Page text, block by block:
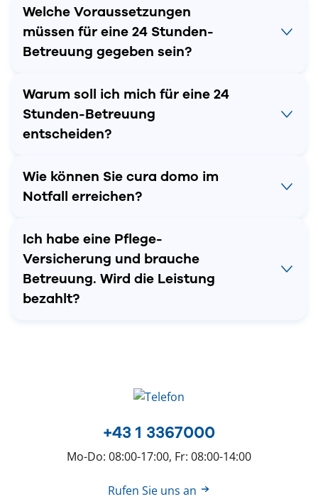
Welche Voraussetzungen
müssen für eine 24 Stunden-
Betreuung gegeben sein?
Warum soll ich mich für eine 24
Stunden-Betreuung
entscheiden?
Wie können Sie cura domo im
Notfall erreichen?
Ich habe eine Pflege-
Versicherung und brauche
Betreuung. Wird die Leistung
bezahlt?
+43 1 3367000
Mo-Do: 08:00-17:00, Fr: 08:00-14:00
Rufen Sie uns an